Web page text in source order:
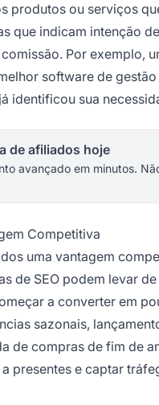
produtos ou serviços
que indicam intenção
Por exemplo,
software de
identificou sua
de afiliados hoje
avançado em minutos.
Competitiva
uma vantagem
de SEO podem levar
a converter em
sazonais,
de compras de fim de
presentes e captar